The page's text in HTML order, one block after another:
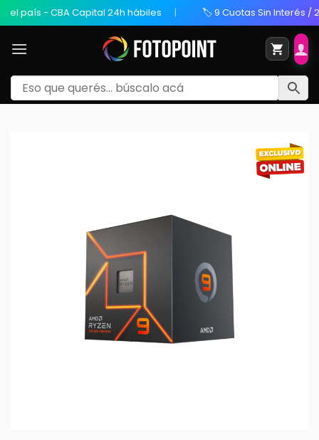
- CBA Capital 24h hábiles 🏷️ 9 Cuotas Sin Interés / 20%